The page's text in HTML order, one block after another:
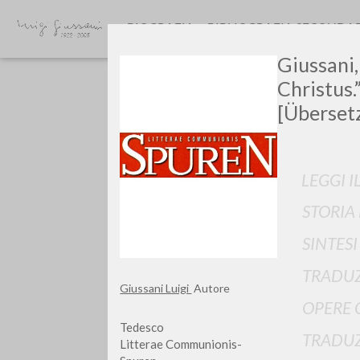
Giussani Luigi Autore
Tedesco
Litterae Communionis-
LEGGI
OPERE
BIOGRAFIA BIBLIOGRAFIA
TIPOLOGIA OPERA